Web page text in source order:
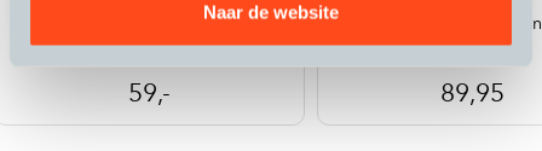
Naar de website
59,-
Back Roller Urban
89,95